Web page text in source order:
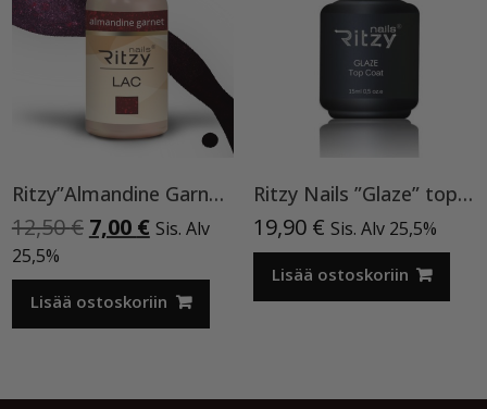
Ritzy”Almandine Garnet”,9 ml TPO-VAPAA
12,50€ Alkuperäinen
oli:
12,50 €.
7,00 €Nykyinen
on:
7,00 €.
Sis. Alv
25,5%
Lisää ostoskoriin
Ritzy Nails ”Glaze” top TPO vapaa
19,90 € Sis. Alv 25,5%
Lisää ostoskoriin